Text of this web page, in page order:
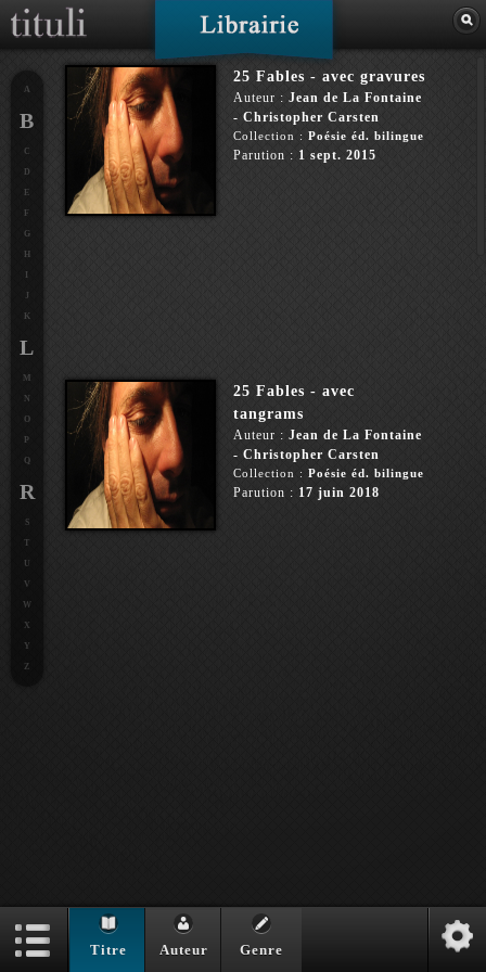
25 Fables - avec gravures
Auteur : Jean de La Fontaine
- Christopher Carsten
Collection : Poésie éd. bilingue
Parution : 1 sept. 2015
25 Fables - avec
tangrams
Auteur : Jean de La Fontaine
- Christopher Carsten
Collection : Poésie éd. bilingue
Parution : 17 juin 2018
Bref happening mondial
Auteur :
A
B
C
D
E
F
G
H
J
K
L
M
N
O
P
Q
R
S
T
U
V
W
X
Y
Z
Titre Auteur Genre